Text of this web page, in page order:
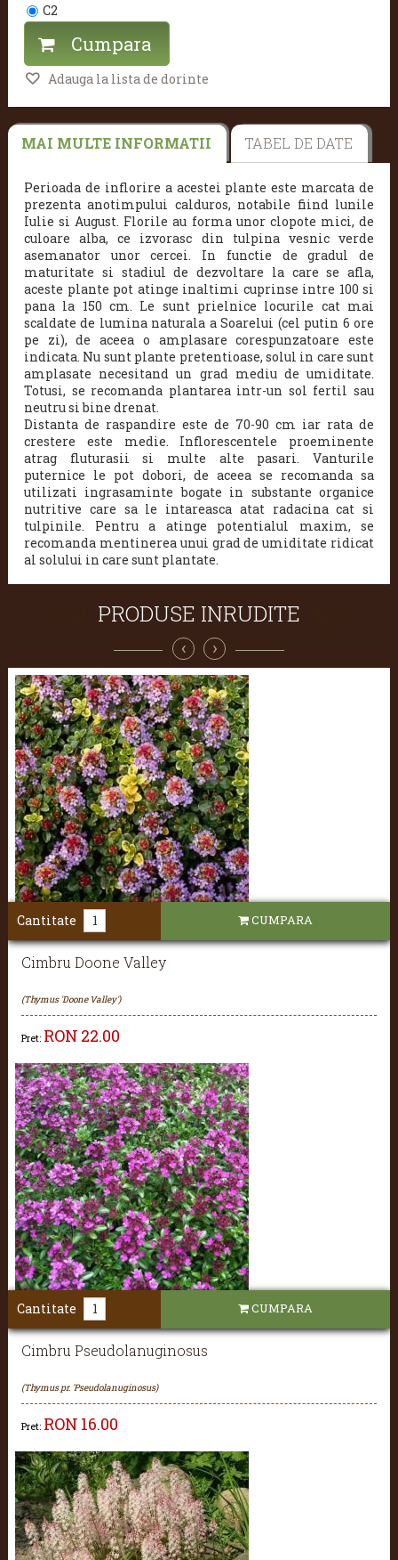
C2
Cumpara
Adauga la lista de dorinte
MAI MULTE INFORMATII TABEL DE DATE
Perioada de inflorire a acestei plante este marcata de
prezenta anotimpului calduros, notabile fiind lunile
Iulie si August. Florile au forma unor clopote mici, de
culoare alba, ce izvorasc din tulpina vesnic verde
asemanator unor cercei. In functie de gradul de
maturitate si stadiul de dezvoltare la care se afla,
aceste plante pot atinge inaltimi cuprinse intre 100 si
pana la 150 cm. Le sunt prielnice locurile cat mai
scaldate de lumina naturala a Soarelui (cel putin 6 ore
pe zi), de aceea o amplasare corespunzatoare este
indicata. Nu sunt plante pretentioase, solul in care sunt
amplasate necesitand un grad mediu de umiditate.
Totusi, se recomanda plantarea intr-un sol fertil sau
neutru si bine drenat.
Distanta de raspandire este de 70-90 cm iar rata de
crestere este medie. Inflorescentele proeminente
atrag fluturasii si multe alte pasari. Vanturile
puternice le pot dobori, de aceea se recomanda sa
utilizati ingrasaminte bogate in substante organice
nutritive care sa le intareasca atat radacina cat si
tulpinile. Pentru a atinge potentialul maxim, se
recomanda mentinerea unui grad de umiditate ridicat
al solului in care sunt plantate.
PRODUSE INRUDITE
‹ ›
Cimbru Doone Valley
(Thymus 'Doone Valley')
Pret: RON 22.00
Cantitate CUMPARA
Cimbru Pseudolanuginosus
(Thymus pr. 'Pseudolanuginosus)
Pret: RON 16.00
Cantitate CUMPARA